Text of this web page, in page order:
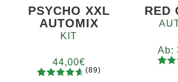
PSYCHO XXL
AUTOMIX
KIT
44,00€
(89)
RED
Ab: